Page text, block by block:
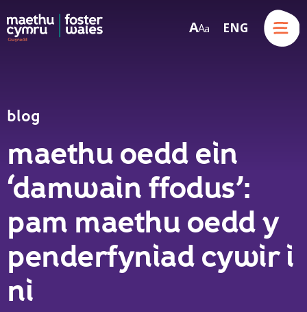
Skip to content
AA a ENG
Menu
blog
maethu oedd ein
‘damwain ffodus’:
pam maethu oedd y
penderfyniad cywir i
ni